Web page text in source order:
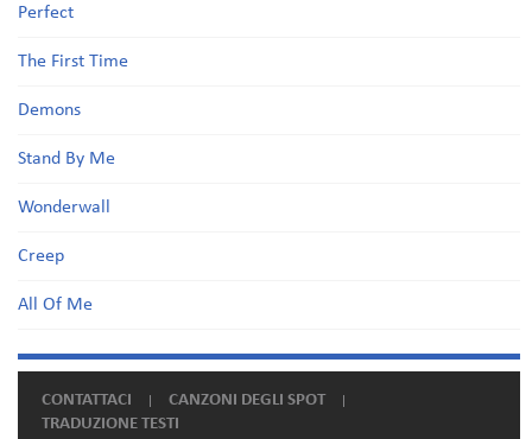
Perfect
The First Time
Demons
Stand By Me
Wonderwall
Creep
All Of Me
CONTATTACI
CANZONI DEGLI SPOT
TRADUZIONE TESTI